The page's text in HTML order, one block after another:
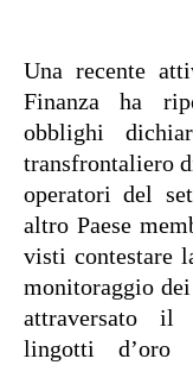
Una recente
Finanza ha
obblighi
transfrontaliero
operatori del
altro Paese
visti contestare
monitoraggio
attraversato il
lingotti d’oro